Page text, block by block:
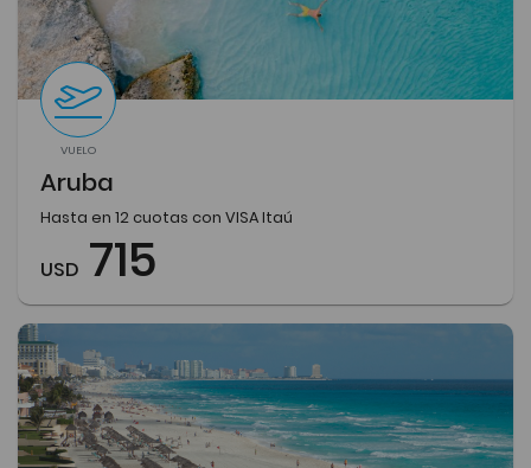
VUELO
Aruba
Hasta en 12 cuotas con VISA Itaú
USD 715